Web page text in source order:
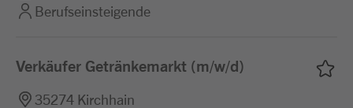
Berufseinsteigende
Verkäufer Getränkemarkt (m/w/d)
35274 Kirchhain